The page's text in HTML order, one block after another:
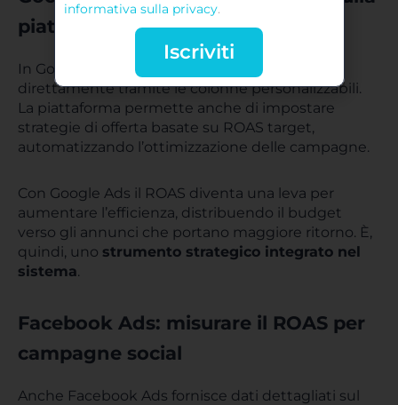
piattaforma
In Google Ads il ROAS può essere monitorato
direttamente tramite le colonne personalizzabili.
La piattaforma permette anche di impostare
strategie di offerta basate su ROAS target,
automatizzando l’ottimizzazione delle campagne.
Con Google Ads il ROAS diventa una leva per
aumentare l’efficienza, distribuendo il budget
verso gli annunci che portano maggiore ritorno. È,
quindi, uno strumento strategico integrato nel
sistema.
Facebook Ads: misurare il ROAS per
campagne social
Anche Facebook Ads fornisce dati dettagliati sul
informativa sulla privacy.
Iscriviti